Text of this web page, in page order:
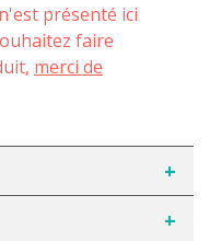
présenté ici
faire
merci de